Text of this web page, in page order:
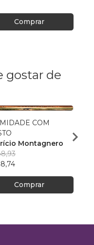
Comprar
gostar de
COM
Montagnero
Comprar
dos
R$